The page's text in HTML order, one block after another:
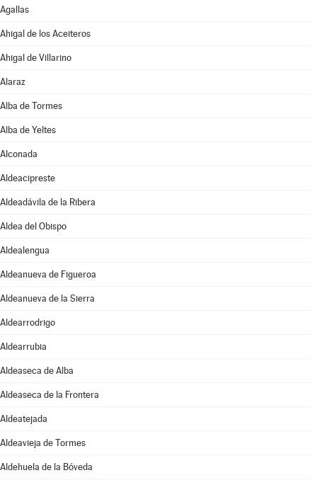
Agallas
Ahigal de los Aceiteros
Ahigal de Villarino
Alaraz
Alba de Tormes
Alba de Yeltes
Alconada
Aldeacipreste
Aldeadávila de la Ribera
Aldea del Obispo
Aldealengua
Aldeanueva de Figueroa
Aldeanueva de la Sierra
Aldearrodrigo
Aldearrubia
Aldeaseca de Alba
Aldeaseca de la Frontera
Aldeatejada
Aldeavieja de Tormes
Aldehuela de la Bóveda